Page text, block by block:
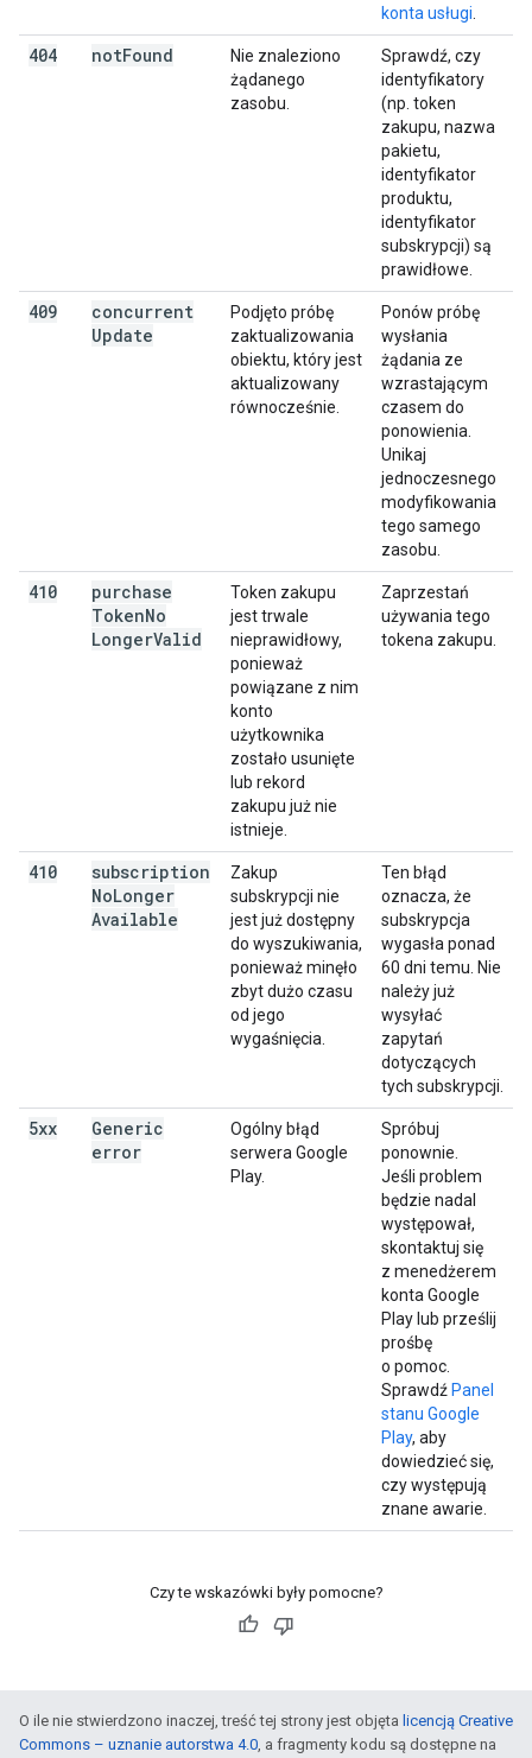
konta usługi
404 notFound
Nie znaleziono
żądanego
zasobu.
Sprawdź, czy
identyfikatory
(np. token
zakupu, nazwa
pakietu,
identyfikator
produktu,
identyfikator
subskrypcji) są
prawidłowe.
409
concurrent
Update
Podjęto próbę
zaktualizowania
obiektu, który jest
aktualizowany
równocześnie.
Ponów próbę
wysłania
żądania ze
wzrastającym
czasem do
ponowienia.
Unikaj
jednoczesnego
modyfikowania
tego samego
zasobu.
410
purchase
TokenNo
LongerValid
Token zakupu
jest trwale
nieprawidłowy,
ponieważ
powiązane z nim
konto
użytkownika
zostało usunięte
lub rekord
zakupu już nie
istnieje.
Zaprzestań
używania tego
tokena zakupu.
410
subscription
NoLonger
Available
Zakup
subskrypcji nie
jest już dostępny
do wyszukiwania,
ponieważ minęło
zbyt dużo czasu
od jego
wygaśnięcia.
Ten błąd
oznacza, że
subskrypcja
wygasła ponad
60 dni temu. Nie
należy już
wysyłać
zapytań
dotyczących
tych subskrypcji.
5xx
Generic
error
Ogólny błąd
serwera Google
Play.
Spróbuj
ponownie.
Jeśli problem
będzie nadal
występował,
skontaktuj się
z menedżerem
konta Google
Play lub prześlij
prośbę
o pomoc.
Sprawdź Panel
stanu Google
Play, aby
dowiedzieć się,
czy występują
znane awarie.
Czy te wskazówki były pomocne?
O ile nie stwierdzono inaczej, treść tej strony jest objęta licencją Creative
Commons – uznanie autorstwa 4.0, a fragmenty kodu są dostępne na